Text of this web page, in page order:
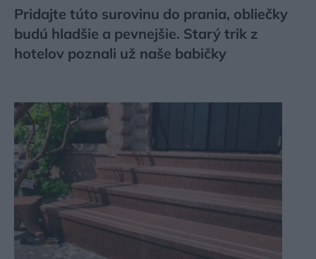
Pridajte túto surovinu do prania, obliečky
budú hladšie a pevnejšie. Starý trik z
hotelov poznali už naše babičky